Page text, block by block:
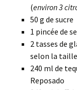
(environ 3
50 g de sucre
1 pincée de
2 tasses de
selon la
240 ml de
Reposado